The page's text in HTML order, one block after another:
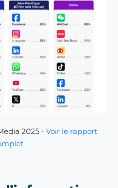
2025 - Voir le rapport